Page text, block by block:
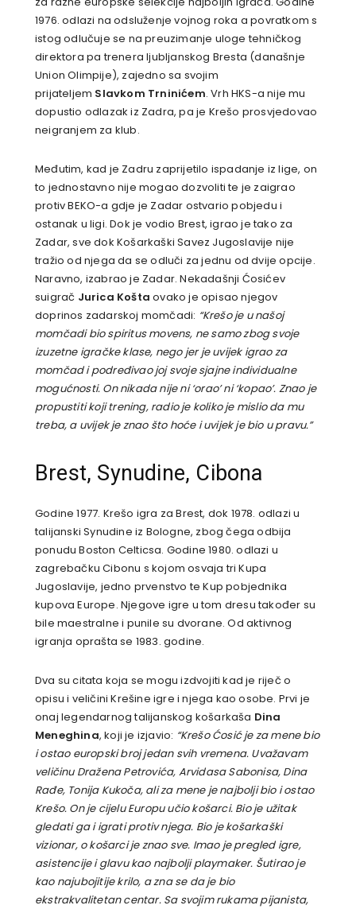
1976. odlazi na odsluženje vojnog roka a povratkom s
istog odlučuje se na preuzimanje uloge tehničkog
direktora pa trenera ljubljanskog Bresta (današnje
Union Olimpije), zajedno sa svojim
prijateljem Slavkom Trninićem. Vrh HKS-a nije mu
dopustio odlazak iz Zadra, pa je Krešo prosvjedovao
neigranjem za klub.
Međutim, kad je Zadru zaprijetilo ispadanje iz lige, on
to jednostavno nije mogao dozvoliti te je zaigrao
protiv BEKO-a gdje je Zadar ostvario pobjedu i
ostanak u ligi. Dok je vodio Brest, igrao je tako za
Zadar, sve dok Košarkaški Savez Jugoslavije nije
tražio od njega da se odluči za jednu od dvije opcije.
Naravno, izabrao je Zadar. Nekadašnji Ćosićev
suigrač Jurica Košta ovako je opisao njegov
doprinos zadarskoj momčadi: “Krešo je u našoj
momčadi bio spiritus movens, ne samo zbog svoje
izuzetne igračke klase, nego jer je uvijek igrao za
momčad i podređivao joj svoje sjajne individualne
mogućnosti. On nikada nije ni ‘orao’ ni ‘kopao’. Znao je
propustiti koji trening, radio je koliko je mislio da mu
treba, a uvijek je znao što hoće i uvijek je bio u pravu.”
Brest, Synudine, Cibona
Godine 1977. Krešo igra za Brest, dok 1978. odlazi u
talijanski Synudine iz Bologne, zbog čega odbija
ponudu Boston Celticsa. Godine 1980. odlazi u
zagrebačku Cibonu s kojom osvaja tri Kupa
Jugoslavije, jedno prvenstvo te Kup pobjednika
kupova Europe. Njegove igre u tom dresu također su
bile maestralne i punile su dvorane. Od aktivnog
igranja oprašta se 1983. godine.
Dva su citata koja se mogu izdvojiti kad je riječ o
opisu i veličini Krešine igre i njega kao osobe. Prvi je
onaj legendarnog talijanskog košarkaša Dina
Meneghina, koji je izjavio: “Krešo Ćosić je za mene bio
i ostao europski broj jedan svih vremena. Uvažavam
veličinu Dražena Petrovića, Arvidasa Sabonisa, Dina
Rađe, Tonija Kukoča, ali za mene je najbolji bio i ostao
Krešo. On je cijelu Europu učio košarci. Bio je užitak
gledati ga i igrati protiv njega. Bio je košarkaški
vizionar, o košarci je znao sve. Imao je pregled igre,
asistencije i glavu kao najbolji playmaker. Šutirao je
kao najubojitije krilo, a zna se da je bio
ekstrakvalitetan centar. Sa svojim rukama pijanista,